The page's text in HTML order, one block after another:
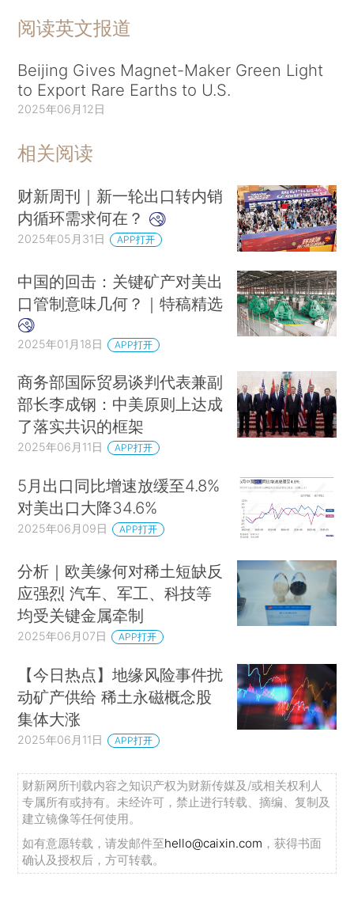
阅读英文报道
Beijing Gives Magnet-Maker Green Light
to Export Rare Earths to U.S.
2025年06月12日
相关阅读
财新周刊｜新一轮出口转内销
内循环需求何在？
2025年05月31日 APP打开
中国的回击：关键矿产对美出
口管制意味几何？｜特稿精选
2025年01月18日 APP打开
商务部国际贸易谈判代表兼副
部长李成钢：中美原则上达成
了落实共识的框架
2025年06月11日 APP打开
5月出口同比增速放缓至4.8%
对美出口大降34.6%
2025年06月09日 APP打开
分析｜欧美缘何对稀土短缺反
应强烈 汽车、军工、科技等
均受关键金属牵制
2025年06月07日 APP打开
【今日热点】地缘风险事件扰
动矿产供给 稀土永磁概念股
集体大涨
2025年06月11日 APP打开
财新网所刊载内容之知识产权为财新传媒及/或相关权利人
专属所有或持有。未经许可，禁止进行转载、摘编、复制及
建立镜像等任何使用。
如有意愿转载，请发邮件至hello@caixin.com ，获得书面
确认及授权后，方可转载。